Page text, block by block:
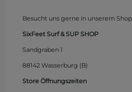
Besucht uns gerne in unserem
SixFeet Surf & SUP SHOP
Sandgraben 1
88142 Wasserburg (B)
Store Öffnungszeiten